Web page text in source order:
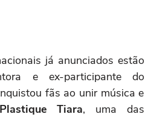
já anunciados estão
e ex-participante do
fãs ao unir música e
Plastique Tiara, uma das